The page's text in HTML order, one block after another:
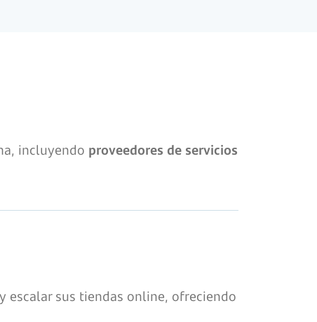
incluyendo proveedores de servicios
escalar sus tiendas online, ofreciendo